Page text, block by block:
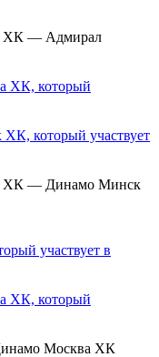
ХК — Адмирал
ХК — Динамо Минск
Москва ХК